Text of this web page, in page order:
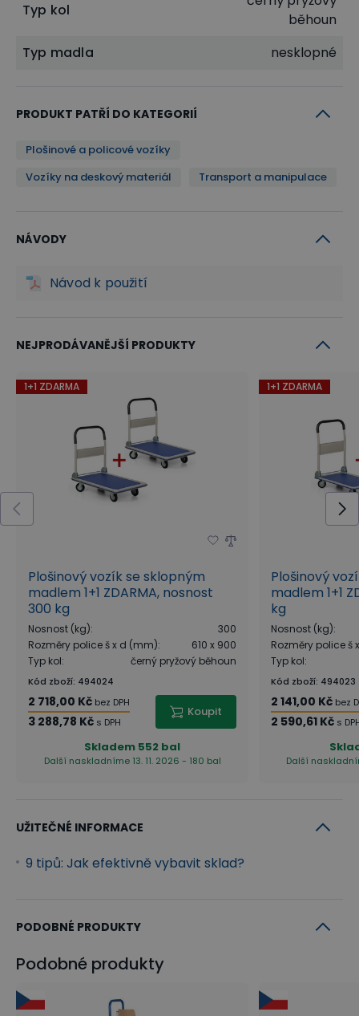
Typ kol
běhoun
Typ madla
nesklopné
PRODUKT PATŘÍ DO KATEGORIÍ
Plošinové a policové vozíky
Vozíky na deskový materiál
Transport a manipulace
NÁVODY
Návod k použití
NEJPRODÁVANĚJŠÍ PRODUKTY
1+1 ZDARMA
Plošinový vozík se sklopným
madlem 1+1 ZDARMA, nosnost
300 kg
Nosnost (kg):
300
Rozměry police š x d (mm):
610 x 900
Typ kol: černý pryžový běhoun
Kód zboží: 494024
2 718,00 Kč bez DPH
3 288,78 Kč s DPH
Koupit
Skladem 552 bal
Další naskladníme 13. 11. 2026 - 180 bal
1+1 ZDARMA
Plošinový
madlem 1+1
kg
Nosnost (kg):
Rozměry police š
Typ kol:
Kód zboží: 494023
2 141,00 Kč bez
2 590,61 Kč s
Další
UŽITEČNÉ INFORMACE
9 tipů: Jak efektivně vybavit sklad?
PODOBNÉ PRODUKTY
Podobné produkty